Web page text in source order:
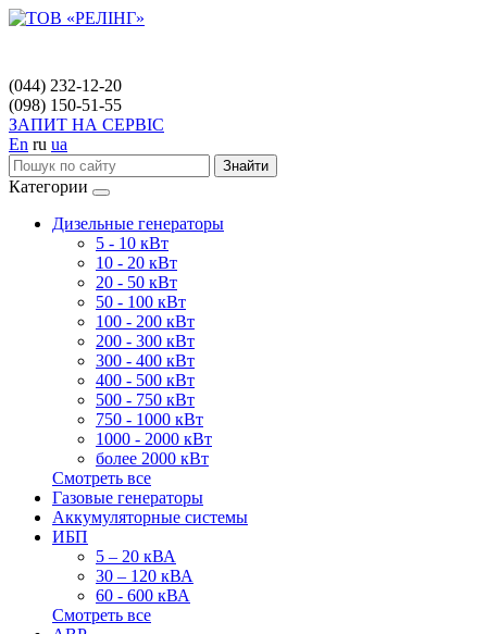
(044) 232-12-20
(098) 150-51-55
ЗАПИТ НА СЕРВІС
En ru ua
Знайти
Категории
Дизельные генераторы
5 - 10 кВт
10 - 20 кВт
20 - 50 кВт
50 - 100 кВт
100 - 200 кВт
200 - 300 кВт
300 - 400 кВт
400 - 500 кВт
500 - 750 кВт
750 - 1000 кВт
1000 - 2000 кВт
более 2000 кВт
Смотреть все
Газовые генераторы
Аккумуляторные системы
ИБП
5 – 20 кВА
30 – 120 кВА
60 - 600 кВА
Смотреть все